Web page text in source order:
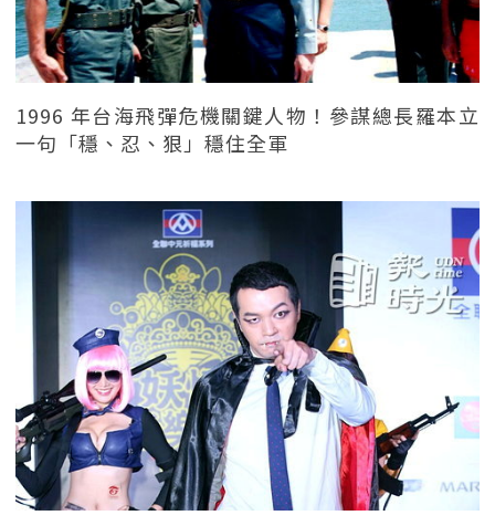
1996 年台海飛彈危機關鍵人物！參謀總長羅本立
一句「穩、忍、狠」穩住全軍